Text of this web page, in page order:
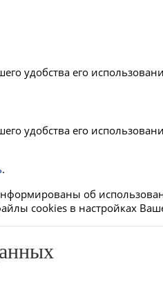
удобства его
удобства его
.
об
cookies в настройках